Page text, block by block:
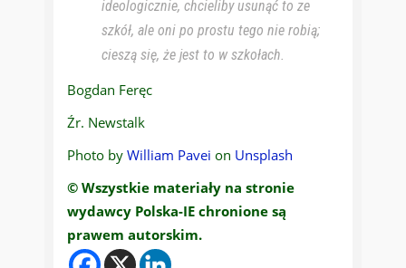
ideologicznie, chcieliby usunąć to ze
szkół, ale oni po prostu tego nie robią;
cieszą się, że jest to w szkołach.
Bogdan Feręc
Źr. Newstalk
Photo by William Pavei on Unsplash
© Wszystkie materiały na stronie
wydawcy Polska-IE chronione są
prawem autorskim.